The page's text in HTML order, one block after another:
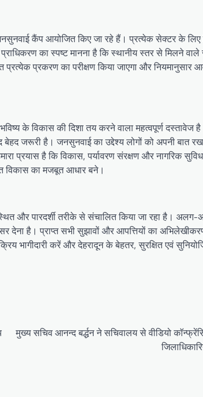
कैंप आयोजित किए जा रहे हैं। प्रत्येक सेक्टर के लिए
का स्पष्ट मानना है कि स्थानीय स्तर से मिलने वाले
प्रत्येक प्रकरण का परीक्षण किया जाएगा और नियमानुसार
के विकास की दिशा तय करने वाला महत्वपूर्ण
जरूरी है। जनसुनवाई का उद्देश्य लोगों को अपनी बात
प्रयास है कि विकास, पर्यावरण संरक्षण और नागरिक
विकास का मजबूत आधार बने।
और पारदर्शी तरीके से संचालित किया जा रहा है।
देना है। प्राप्त सभी सुझावों और आपत्तियों का
भागीदारी करें और देहरादून के बेहतर, सुरक्षित एवं
मुख्य सचिव आनन्द बर्द्धन ने सचिवालय से वीडियो